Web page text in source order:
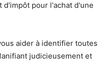
pour l'achat d'une
aider à identifier toutes
judicieusement et